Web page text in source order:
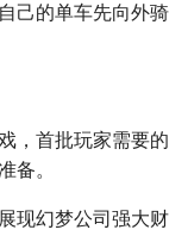
己的单车先向外骑
，首批玩家需要的
备。
现幻梦公司强大财